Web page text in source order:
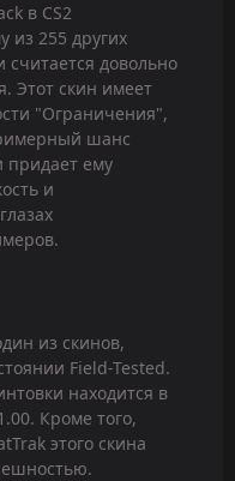
в CS2
из 255 других
считается довольно
Этот скин имеет
"Ограничения",
шанс
придает ему
и
из скинов,
Field-Tested.
находится в
Кроме того,
этого скина